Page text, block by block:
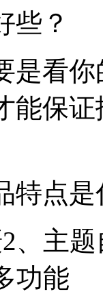
些？
是看
能保
特点是
、主
功能